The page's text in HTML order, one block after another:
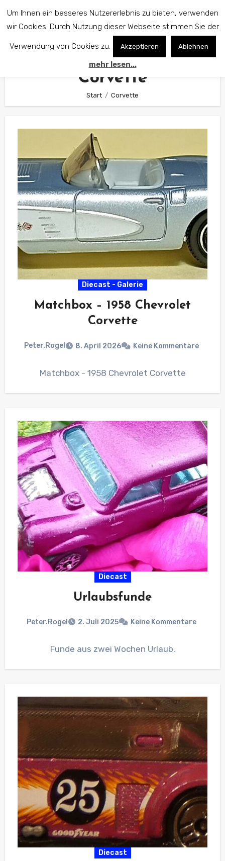
Corvette
Start Corvette
Diecast - Galerie
Matchbox – 1958 Chevrolet
Corvette
Peter.Rogel 8. April 2026 Keine Kommentare
Matchbox - 1958 Chevrolet Corvette
Diecast
Urlaubsfunde
Peter.Rogel 2. Juli 2025 Keine Kommentare
Funde aus zwei Wochen Urlaub.
Diecast
Um Ihnen ein besseres Nutzererlebnis zu bieten, verwenden
wir Cookies. Durch Nutzung dieser Webseite stimmen Sie der
Verwendung von Cookies zu. Akzeptieren Ablehnen
mehr lesen...